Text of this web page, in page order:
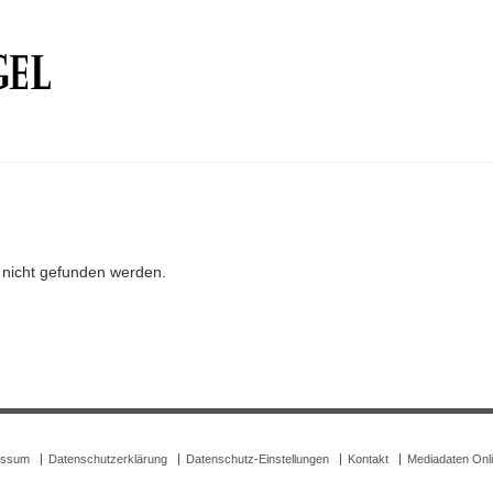
gefunden werden.
Datenschutzerklärung Datenschutz-Einstellungen Kontakt Mediadaten